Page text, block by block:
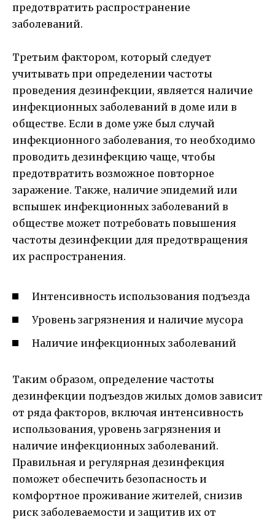
предотвратить распространение
заболеваний.
Третьим фактором, который следует
учитывать при определении частоты
проведения дезинфекции, является наличие
инфекционных заболеваний в доме или в
обществе. Если в доме уже был случай
инфекционного заболевания, то необходимо
проводить дезинфекцию чаще, чтобы
предотвратить возможное повторное
заражение. Также, наличие эпидемий или
вспышек инфекционных заболеваний в
обществе может потребовать повышения
частоты дезинфекции для предотвращения
их распространения.
Интенсивность использования подъезда
Уровень загрязнения и наличие мусора
Наличие инфекционных заболеваний
Таким образом, определение частоты
дезинфекции подъездов жилых домов зависит
от ряда факторов, включая интенсивность
использования, уровень загрязнения и
наличие инфекционных заболеваний.
Правильная и регулярная дезинфекция
поможет обеспечить безопасность и
комфортное проживание жителей, снизив
риск заболеваемости и защитив их от